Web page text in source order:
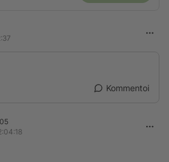
Kommentoi